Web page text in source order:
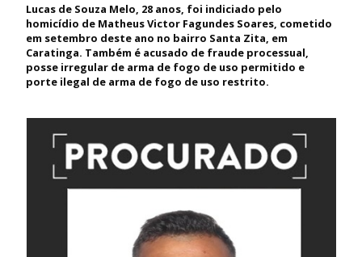
Lucas de Souza Melo, 28 anos, foi indiciado pelo
homicídio de Matheus Victor Fagundes Soares, cometido
em setembro deste ano no bairro Santa Zita, em
Caratinga. Também é acusado de fraude processual,
posse irregular de arma de fogo de uso permitido e
porte ilegal de arma de fogo de uso restrito.